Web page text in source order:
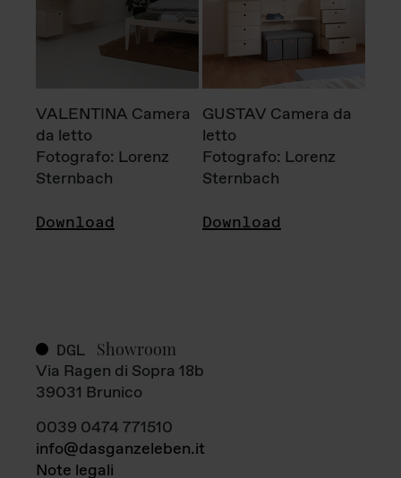
VALENTINA Camera
da letto
Fotografo: Lorenz
Sternbach
Download
GUSTAV Camera da
letto
Fotografo: Lorenz
Sternbach
Download
DGL Showroom
Via Ragen di Sopra 18b
39031 Brunico
0039 0474 771510
info@dasganzeleben.it
Note legali